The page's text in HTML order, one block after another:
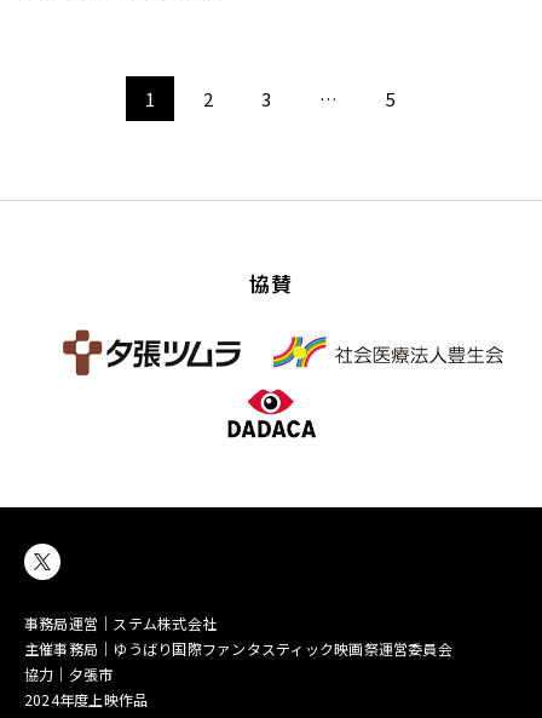
1 2 3 … 5
協賛
事務局運営｜ステム株式会社
主催事務局｜ゆうばり国際ファンタスティック映画祭運営委員会
協力｜夕張市
2024年度上映作品